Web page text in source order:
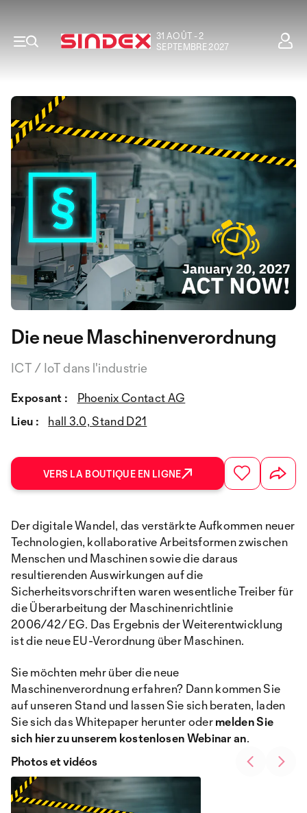
31 AOÛT - 2
SEPTEMBRE 2027
Die neue Maschinenverordnung
ICT / IoT dans l'industrie
Exposant :
Phoenix Contact AG
Lieu :
hall 3.0, Stand D21
VERS LA BOUTIQUE EN LIGNE
Der digitale Wandel, das verstärkte Aufkommen neuer
Technologien, kollaborative Arbeitsformen zwischen
Menschen und Maschinen sowie die daraus
resultierenden Auswirkungen auf die
Sicherheitsvorschriften waren wesentliche Treiber für
die Überarbeitung der Maschinenrichtlinie
2006/42/EG. Das Ergebnis der Weiterentwicklung
ist die neue EU-Verordnung über Maschinen.
Sie möchten mehr über die neue
Maschinenverordnung erfahren? Dann kommen Sie
auf unseren Stand und lassen Sie sich beraten, laden
Sie sich das Whitepaper herunter odermelden Sie
sich hier zu unserem kostenlosen Webinar an.
Photos et vidéos